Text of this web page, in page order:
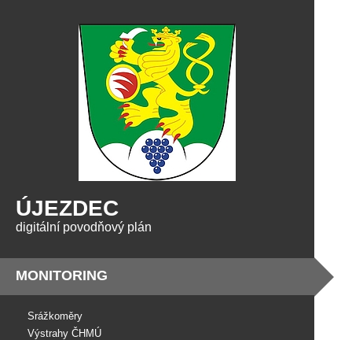
ÚJEZDEC
digitální povodňový plán
MONITORING
Srážkoměry
Výstrahy ČHMÚ